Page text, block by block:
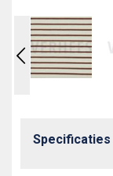
Specificaties